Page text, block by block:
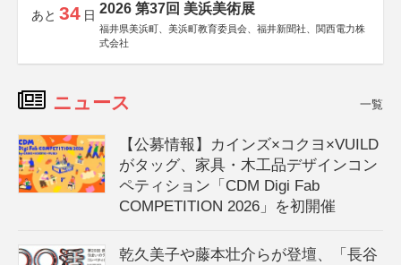
あと 34 日 2026 第37回 美浜美術展
福井県美浜町、美浜町教育委員会、福井新聞社、関西電力株
式会社
ニュース 一覧
【公募情報】カインズ×コクヨ×VUILD
がタッグ、家具・木工品デザインコン
ペティション「CDM Digi Fab
COMPETITION 2026」を初開催
乾久美子や藤本壮介らが登壇、「長谷